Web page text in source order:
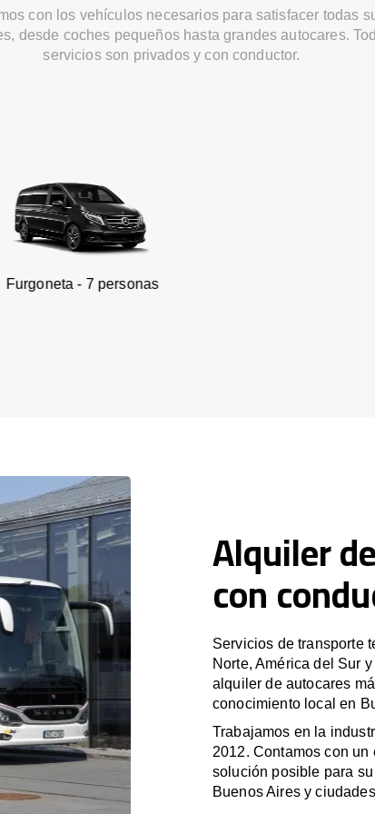
con los vehículos necesarios para satisfacer todas
desde coches pequeños hasta grandes autocares.
servicios son privados y con conductor.
personas SUV -
Alquiler
con
Servicios de transporte
Norte, América del Sur
alquiler de autocares
conocimiento local en
Trabajamos en la
2012. Contamos con
solución posible para
Buenos Aires y